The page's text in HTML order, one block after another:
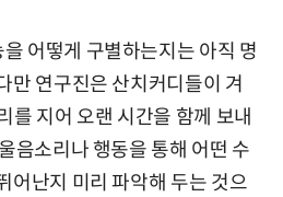
어떻게 구별하는지는 아직 명
만 연구진은 산치커디들이 겨
를 지어 오랜 시간을 함께 보내
음소리나 행동을 통해 어떤 수
어난지 미리 파악해 두는 것으